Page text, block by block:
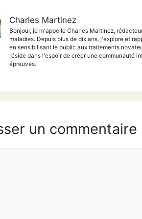
Charles Martinez
Bonjour, je m'appelle Charles Martinez,
maladies. Depuis plus de dix ans, j'explore et
en sensibilisant le public aux traitements
réside dans l'espoir de créer une communauté
épreuves.
un commentaire